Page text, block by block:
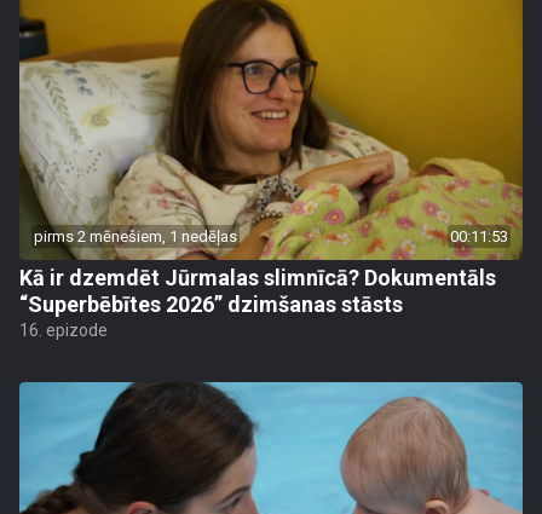
pirms 2 mēnešiem, 1 nedēļas 00:11:53
Kā ir dzemdēt Jūrmalas slimnīcā? Dokumentāls
“Superbēbītes 2026” dzimšanas stāsts
16. epizode